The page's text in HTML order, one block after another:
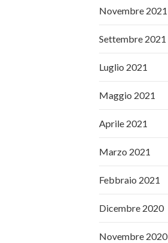
Novembre 2021
Settembre 2021
Luglio 2021
Maggio 2021
Aprile 2021
Marzo 2021
Febbraio 2021
Dicembre 2020
Novembre 2020